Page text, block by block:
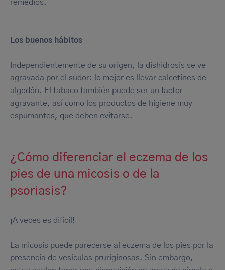
remedios.
Los buenos hábitos
Independientemente de su origen, la dishidrosis se ve
agravada por el sudor: lo mejor es llevar calcetines de
algodón. El tabaco también puede ser un factor
agravante, así como los productos de higiene muy
espumantes, que deben evitarse.
¿Cómo diferenciar el eczema de los
pies de una micosis o de la
psoriasis?
¡A veces es difícil!
La micosis puede parecerse al eczema de los pies por la
presencia de vesículas pruriginosas. Sin embargo,